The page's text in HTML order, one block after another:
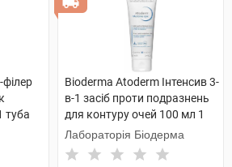
туба
Bioderma Atoderm Інтенсив 3-
в-1 засіб проти подразнень
для контуру очей 100 мл 1
туба
Лабораторія Біодерма